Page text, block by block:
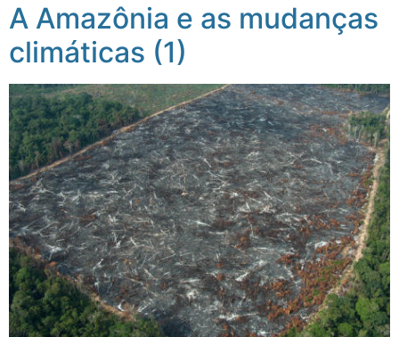
A Amazônia e as mudanças
climáticas (1)